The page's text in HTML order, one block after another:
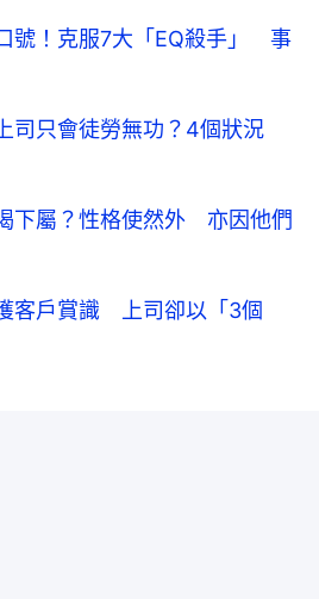
號！克服7大「EQ殺手」 事
司只會徒勞無功？4個狀況
下屬？性格使然外 亦因他們
客戶賞識 上司卻以「3個